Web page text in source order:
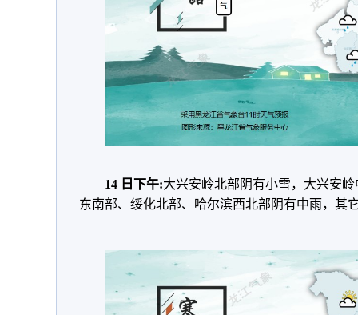
14 日下午:大兴安岭北部阴有小雪，大兴安
东南部、绥化北部、哈尔滨西北部阴有中雨，其